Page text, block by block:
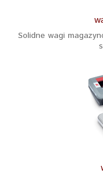
Solidne wagi